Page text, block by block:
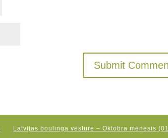
Latvijas boulinga vēsture – Oktobra mēnesis